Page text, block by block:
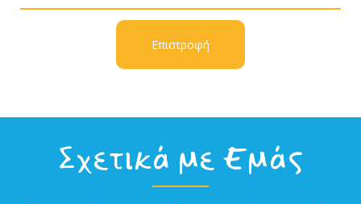
Επιστροφή
Σχετικά με Εμάς